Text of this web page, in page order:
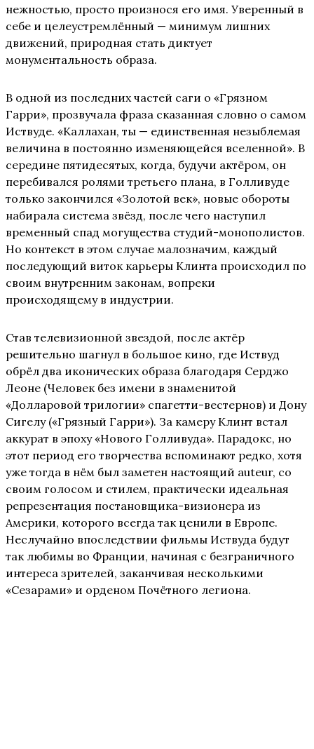
нежностью, просто произнося его имя. Уверенный в
себе и целеустремлённый — минимум лишних
движений, природная стать диктует
монументальность образа.
В одной из последних частей саги о «Грязном
Гарри», прозвучала фраза сказанная словно о самом
Иствуде. «Каллахан, ты — единственная незыблемая
величина в постоянно изменяющейся вселенной». В
середине пятидесятых, когда, будучи актёром, он
перебивался ролями третьего плана, в Голливуде
только закончился «Золотой век», новые обороты
набирала система звёзд, после чего наступил
временный спад могущества студий-монополистов.
Но контекст в этом случае малозначим, каждый
последующий виток карьеры Клинта происходил по
своим внутренним законам, вопреки
происходящему в индустрии.
Став телевизионной звездой, после актёр
решительно шагнул в большое кино, где Иствуд
обрёл два иконических образа благодаря Серджо
Леоне (Человек без имени в знаменитой
«Долларовой трилогии» спагетти-вестернов) и Дону
Сигелу («Грязный Гарри»). За камеру Клинт встал
аккурат в эпоху «Нового Голливуда». Парадокс, но
этот период его творчества вспоминают редко, хотя
уже тогда в нём был заметен настоящий auteur, со
своим голосом и стилем, практически идеальная
репрезентация постановщика-визионера из
Америки, которого всегда так ценили в Европе.
Неслучайно впоследствии фильмы Иствуда будут
так любимы во Франции, начиная с безграничного
интереса зрителей, заканчивая несколькими
«Сезарами» и орденом Почётного легиона.